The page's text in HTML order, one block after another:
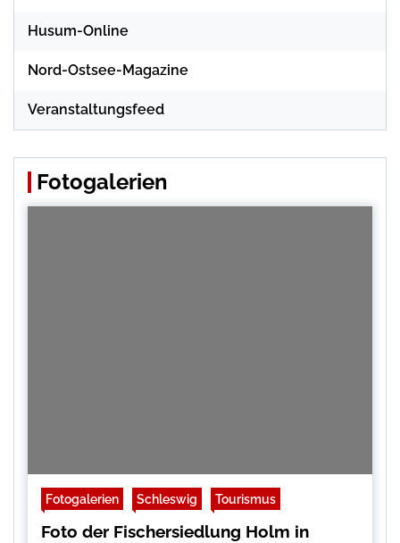
Husum-Online
Nord-Ostsee-Magazine
Veranstaltungsfeed
Fotogalerien
Fotogalerien Schleswig Tourismus
Foto der Fischersiedlung Holm in